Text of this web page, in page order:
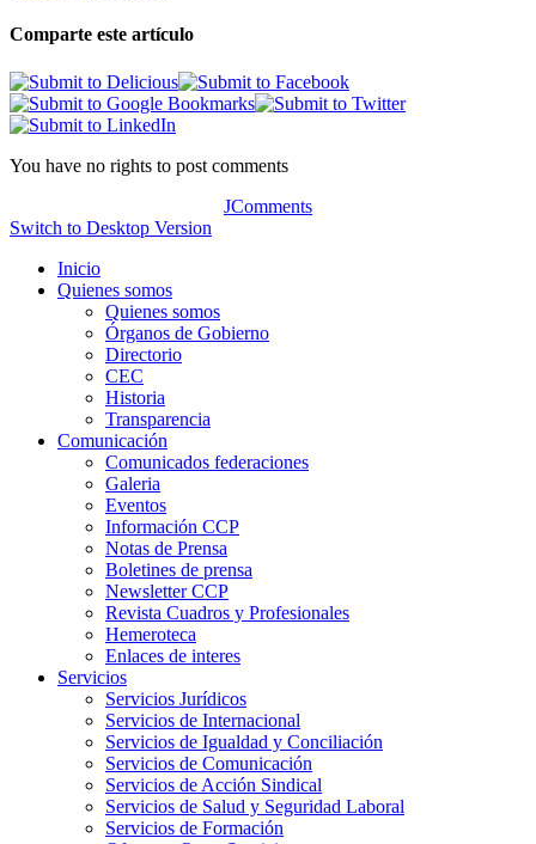
Comparte este artículo
You have no rights to post comments
JComments
Switch to Desktop Version
Inicio
Quienes somos
Quienes somos
Órganos de Gobierno
Directorio
CEC
Historia
Transparencia
Comunicación
Comunicados federaciones
Galeria
Eventos
Información CCP
Notas de Prensa
Boletines de prensa
Newsletter CCP
Revista Cuadros y Profesionales
Hemeroteca
Enlaces de interes
Servicios
Servicios Jurídicos
Servicios de Internacional
Servicios de Igualdad y Conciliación
Servicios de Comunicación
Servicios de Acción Sindical
Servicios de Salud y Seguridad Laboral
Servicios de Formación